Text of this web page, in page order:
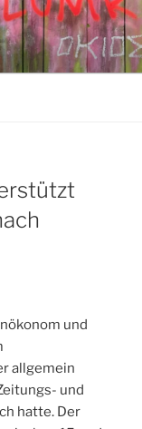
und
allgemein
und
hatte. Der